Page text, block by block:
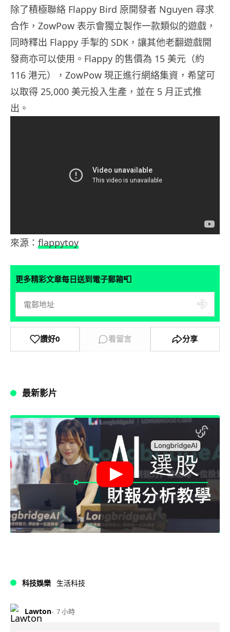
除了積極聯絡 Flappy Bird 原開發者 Nguyen 尋求
合作，ZowPow 表示會獨立製作一款類似的遊戲，
同時釋出 Flappy 手掣的 SDK，讓其他老翻遊戲開
發商亦可以使用。Flappy 的售價為 15 美元（約
116 港元），ZowPow 現正進行網絡集資，希望可
以取得 25,000 美元投入生產，並在 5 月正式推
出。
來源： flappytoy
更多精彩文章每日送到電子郵箱📮
讚好0 看留言 分享
最新影片
科技娛樂 生活科技
Lawton 7 小時